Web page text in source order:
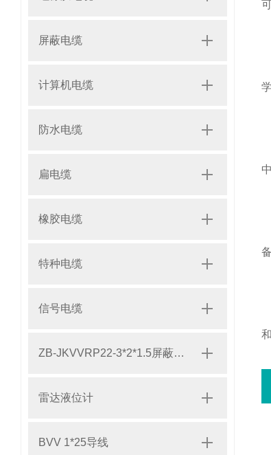
屏蔽电缆
计算机电缆
防水电缆
扁电缆
橡胶电缆
特种电缆
信号电缆
ZB-JKVVRP22-3*2*1.5屏蔽铠装电缆
雷达液位计
BVV 1*25导线